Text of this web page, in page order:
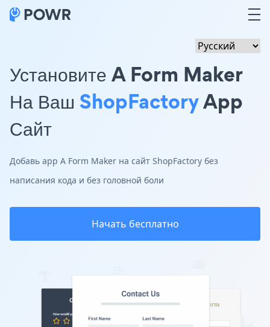
Установите A Form Maker
На Ваш ShopFactoryApp
Сайт
Добавь app A Form Maker на сайт ShopFactory без
написания кода и без головной боли
Начать бесплатно